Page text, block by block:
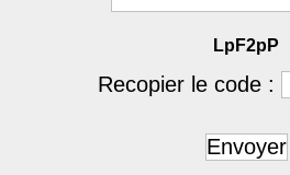
LpF2pP
Recopier le code :
Envoyer